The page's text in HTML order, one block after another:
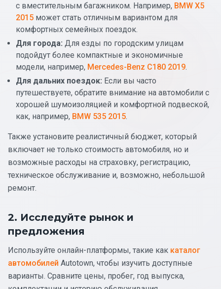
с вместительным багажником. Например, BMW X5
2015 может стать отличным вариантом для
комфортных семейных поездок.
Для города: Для езды по городским улицам
подойдут более компактные и экономичные
модели, например, Mercedes-Benz C180 2019.
Для дальних поездок: Если вы часто
путешествуете, обратите внимание на автомобили с
хорошей шумоизоляцией и комфортной подвеской,
как, например, BMW 535 2015.
Также установите реалистичный бюджет, который
включает не только стоимость автомобиля, но и
возможные расходы на страховку, регистрацию,
техническое обслуживание и, возможно, небольшой
ремонт.
2. Исследуйте рынок и
предложения
Используйте онлайн-платформы, такие как каталог
автомобилей Autotown, чтобы изучить доступные
варианты. Сравните цены, пробег, год выпуска,